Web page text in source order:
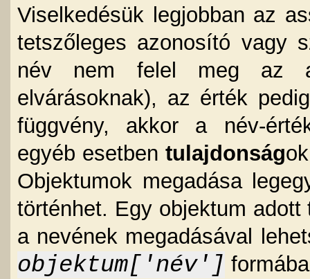
Viselkedésük legjobban az
tetszőleges azonosító vagy
név nem felel meg az
elvárásoknak), az érték
függvény, akkor a név-
egyéb esetben tulajdonság
Objektumok megadása
történhet. Egy objektum
a nevének megadásával
objektum['név']